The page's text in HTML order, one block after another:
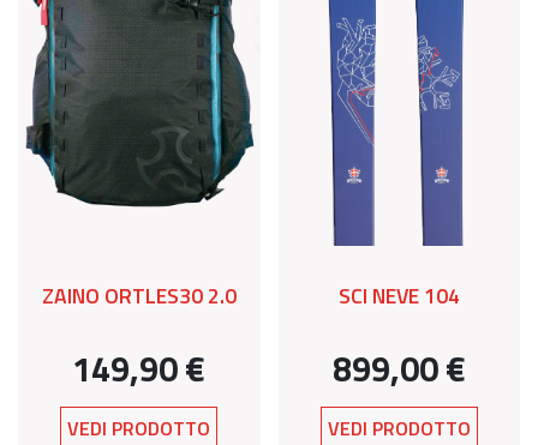
ZAINO ORTLES30 2.0
149,90 €
VEDI PRODOTTO
SCI NEVE 104
899,00 €
VEDI PRODOTTO